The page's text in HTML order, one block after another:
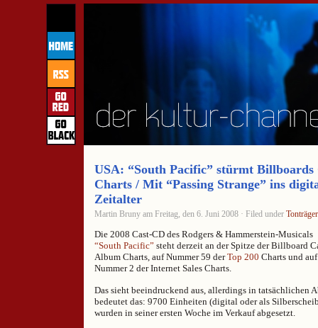
USA: “South Pacific” stürmt Billboards
Charts / Mit “Passing Strange” ins
Zeitalter
Martin Bruny am Freitag, den 6. Juni 2008 · Filed under Tonträger
Die 2008 Cast-CD des Rodgers & Hammerstein-Musicals
“South Pacific” steht derzeit an der Spitze der Billboard
Album Charts, auf Nummer 59 derTop 200 Charts und auf
Nummer 2 der Internet Sales Charts.
Das sieht beeindruckend aus, allerdings in tatsächlichen
bedeutet das: 9700 Einheiten (digital oder als
wurden in seiner ersten Woche im Verkauf abgesetzt.